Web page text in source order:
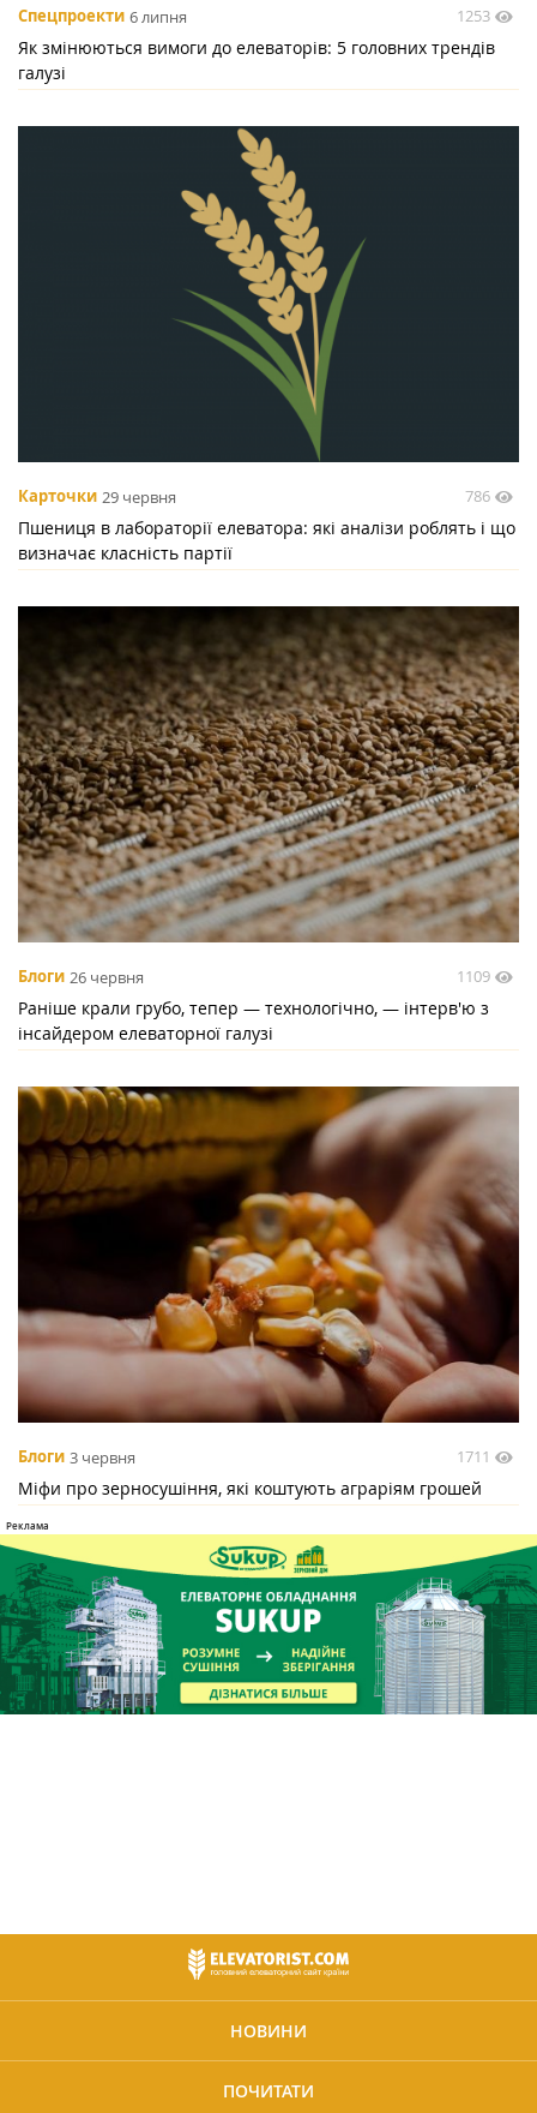
Спецпроекти 6 липня 1253
Як змінюються вимоги до елеваторів: 5 головних трендів
галузі
Карточки 29 червня 786
Пшениця в лабораторії елеватора: які аналізи роблять і що
визначає класність партії
Блоги 26 червня 1109
Раніше крали грубо, тепер — технологічно, — інтерв'ю з
інсайдером елеваторної галузі
Блоги 3 червня 1711
Міфи про зерносушіння, які коштують аграріям грошей
НОВИНИ
ПОЧИТАТИ